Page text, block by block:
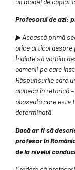
Profesorul de azi:
▶ Această primă
orice articol despre
Înainte să vorbim
oamenii pe care
Răspunsurile care
aluneca în retorică
oboseală care
determinată.
Dacă ar fi să
profesor în
de la nivelul